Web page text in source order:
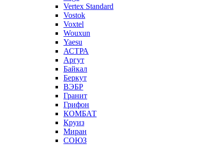
Vertex Standard
Vostok
Voxtel
Wouxun
Yaesu
АСТРА
Аргут
Байкал
Беркут
ВЭБР
Гранит
Грифон
КОМБАТ
Круиз
Миран
СОЮЗ